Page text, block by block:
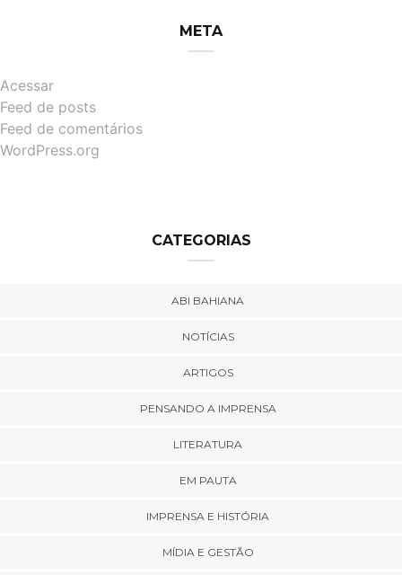
META
Acessar
Feed de posts
Feed de comentários
WordPress.org
CATEGORIAS
ABI BAHIANA
NOTÍCIAS
ARTIGOS
PENSANDO A IMPRENSA
LITERATURA
EM PAUTA
IMPRENSA E HISTÓRIA
MÍDIA E GESTÃO